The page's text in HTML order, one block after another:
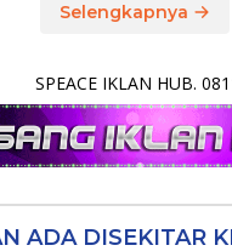
Selengkapnya
SPEACE IKLAN HUB.
ADA DISEKITAR